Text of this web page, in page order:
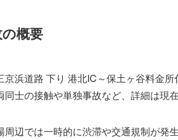
概要
京浜道路 下り 港北IC～保土ヶ谷料金所
同士の接触や単独事故など、詳細は現在
周辺では一時的に渋滞や交通規制が発